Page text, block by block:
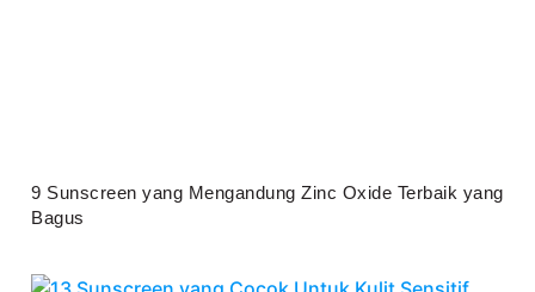
9 Sunscreen yang Mengandung Zinc Oxide Terbaik yang
Bagus